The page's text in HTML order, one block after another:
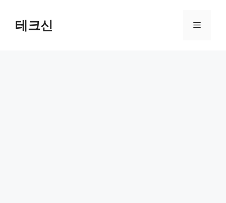
테크신 메